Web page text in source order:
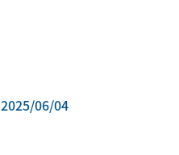
2025/06/04